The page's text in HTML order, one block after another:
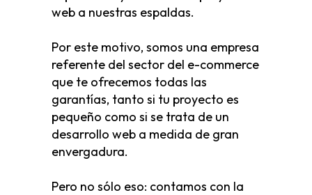
web a nuestras espaldas.
Por este motivo, somos una empresa
referente del sector del e-commerce
que te ofrecemos todas las
garantías, tanto si tu proyecto es
pequeño como si se trata de un
desarrollo web a medida de gran
envergadura.
Pero no sólo eso: contamos con la